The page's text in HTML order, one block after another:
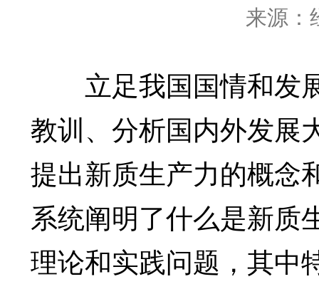
来源：
立足我国国情和发
教训、分析国内外发展
提出新质生产力的概念
系统阐明了什么是新质
理论和实践问题，其中